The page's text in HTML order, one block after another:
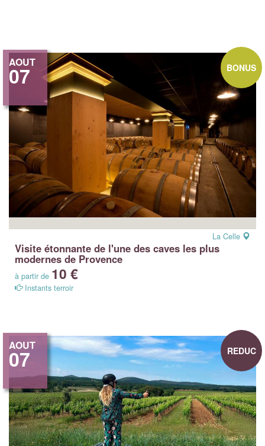
La Celle
Visite étonnante de l'une des caves les plus
modernes de Provence
à partir de 10 €
Instants terroir
AOUT
07 BONUS
AOUT
07 REDUC